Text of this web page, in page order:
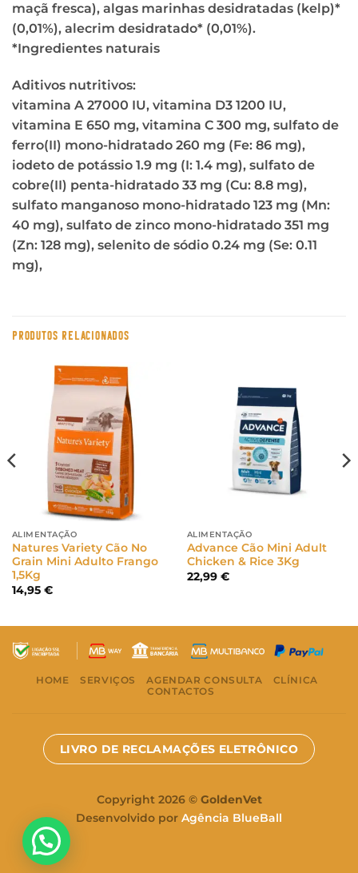
maçã fresca), algas marinhas desidratadas (kelp)*
(0,01%), alecrim desidratado* (0,01%).
*Ingredientes naturais
Aditivos nutritivos:
vitamina A 27000 IU, vitamina D3 1200 IU,
vitamina E 650 mg, vitamina C 300 mg, sulfato de
ferro(II) mono-hidratado 260 mg (Fe: 86 mg),
iodeto de potássio 1.9 mg (I: 1.4 mg), sulfato de
cobre(II) penta-hidratado 33 mg (Cu: 8.8 mg),
sulfato manganoso mono-hidratado 123 mg (Mn:
40 mg), sulfato de zinco mono-hidratado 351 mg
(Zn: 128 mg), selenito de sódio 0.24 mg (Se: 0.11
mg),
PRODUTOS RELACIONADOS
ALIMENTAÇÃO
Natures Variety Cão No
Grain Mini Adulto Frango
1,5Kg
14,95 €
ALIMENTAÇÃO
Advance Cão Mini Adult
Chicken & Rice 3Kg
22,99 €
HOME SERVIÇOS AGENDAR CONSULTA
CLÍNICA
CONTACTOS
LIVRO DE RECLAMAÇÕES ELETRÔNICO
Copyright 2026 © GoldenVet
Desenvolvido por Agência BlueBall